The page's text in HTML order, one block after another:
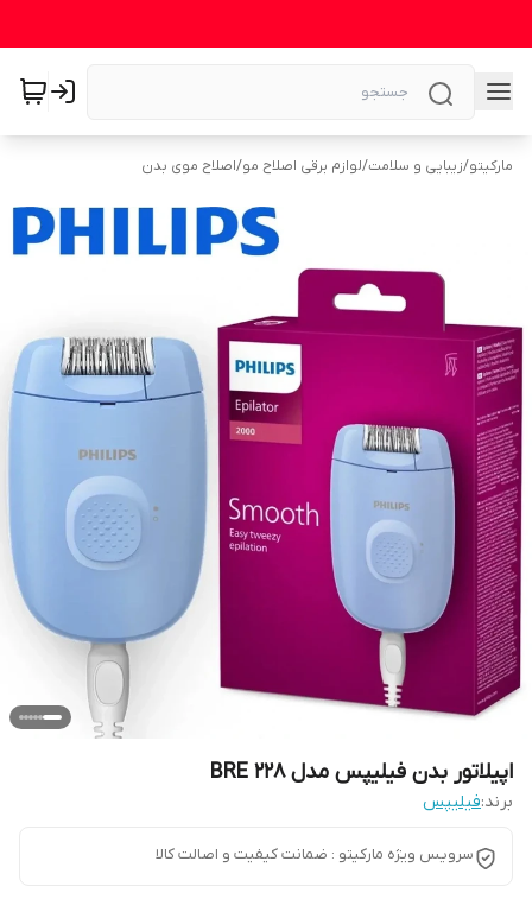
مارکیتو/زیبایی و سلامت/لوازم برقی اصلاح مو/اصلاح موی بدن
اپیلاتور بدن فیلیپس مدل BRE 228
برند:فیلیپس
سرویس ویژه مارکیتو : ضمانت کیفیت و اصالت کالا